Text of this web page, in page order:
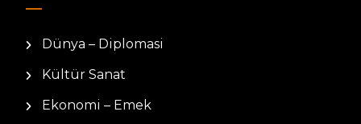
Dünya – Diplomasi
Kültür Sanat
Ekonomi – Emek